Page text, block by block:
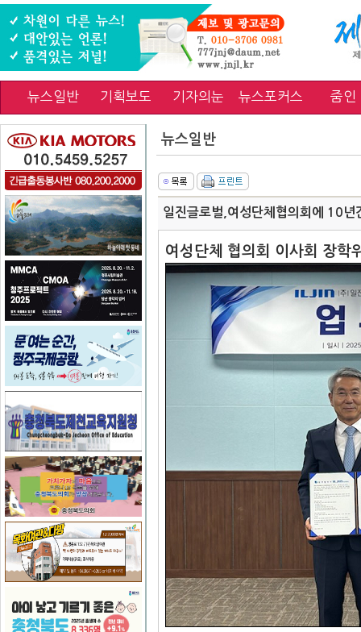
뉴스일반 기획보도 기자의눈 뉴스포커스 줌인
뉴스일반
일진글로벌,여성단체협의회에 10년
여성단체 협의회 이사회 장학